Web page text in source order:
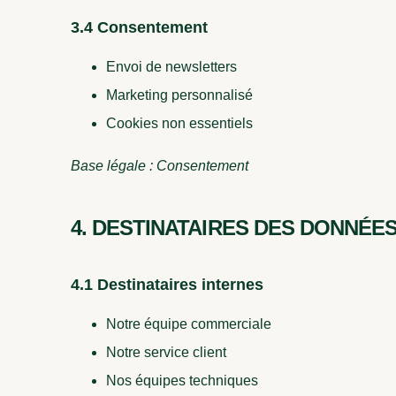
3.4 Consentement
Envoi de newsletters
Marketing personnalisé
Cookies non essentiels
Base légale : Consentement
4. DESTINATAIRES DES
4.1 Destinataires internes
Notre équipe commerciale
Notre service client
Nos équipes techniques